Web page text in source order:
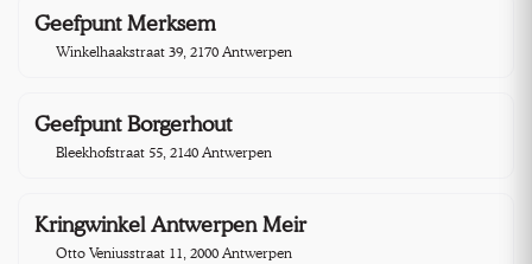
Geefpunt Merksem
Winkelhaakstraat 39, 2170 Antwerpen
Geefpunt Borgerhout
Bleekhofstraat 55, 2140 Antwerpen
Kringwinkel Antwerpen Meir
Otto Veniusstraat 11, 2000 Antwerpen